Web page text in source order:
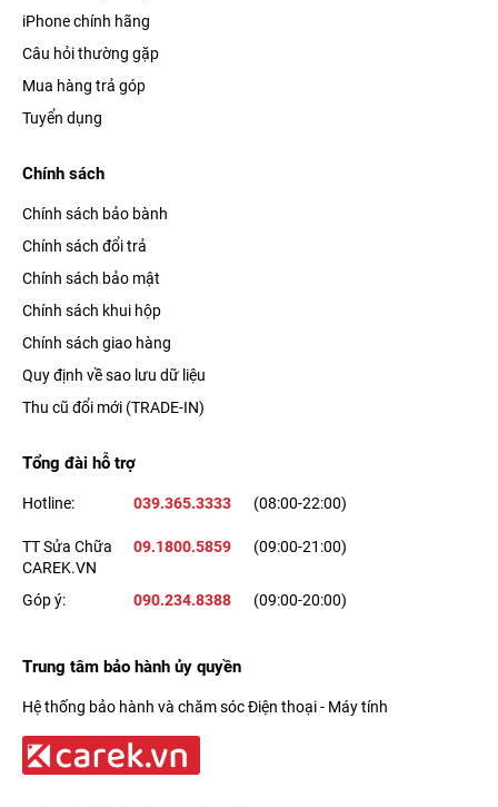
iPhone chính hãng
Câu hỏi thường gặp
Mua hàng trả góp
Tuyển dụng
Chính sách
Chính sách bảo bành
Chính sách đổi trả
Chính sách bảo mật
Chính sách khui hộp
Chính sách giao hàng
Quy định về sao lưu dữ liệu
Thu cũ đổi mới (TRADE-IN)
Tổng đài hỗ trợ
Hotline: 039.365.3333 (08:00-22:00)
TT Sửa Chữa
CAREK.VN
09.1800.5859 (09:00-21:00)
Góp ý: 090.234.8388 (09:00-20:00)
Trung tâm bảo hành ủy quyền
Hệ thống bảo hành và chăm sóc Điện thoại - Máy tính